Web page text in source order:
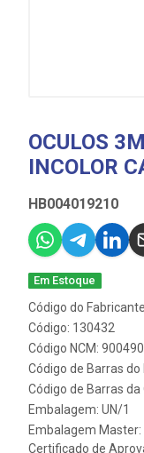
OCULOS
INCOLOR
HB004019210
Em Estoque
Código do
Código: 130432
Código NCM:
Código de Barras
Código de Barras
Embalagem: UN/1
Embalagem Master:
Certificado de